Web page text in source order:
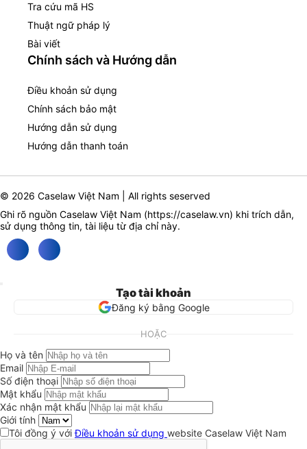
Tra cứu mã HS
Thuật ngữ pháp lý
Bài viết
Chính sách và Hướng dẫn
Điều khoản sử dụng
Chính sách bảo mật
Hướng dẫn sử dụng
Hướng dẫn thanh toán
© 2026 Caselaw Việt Nam | All rights seserved
Ghi rõ nguồn Caselaw Việt Nam (https://caselaw.vn) khi trích dẫn,
sử dụng thông tin, tài liệu từ địa chỉ này.
Tạo tài khoản
Đăng ký bằng Google
HOẶC
Họ và tên
Email
Số điện thoại
Mật khẩu
Xác nhận mật khẩu
Giới tính
Tôi đồng ý vớiĐiều khoản sử dụng website Caselaw Việt Nam